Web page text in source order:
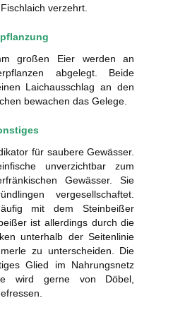
verzehrt.
großen Eier werden an
abgelegt. Beide
Laichausschlag an den
bewachen das Gelege.
für saubere Gewässer.
unverzichtbar zum
Gewässer. Sie
vergesellschaftet.
mit dem Steinbeißer
ist allerdings durch die
unterhalb der Seitenlinie
zu unterscheiden. Die
Glied im Nahrungsnetz
wird gerne von Döbel,